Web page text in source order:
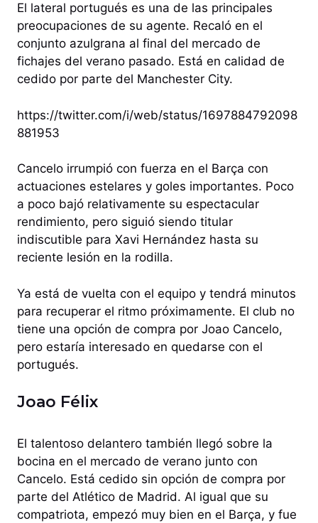
El lateral portugués es una de las principales
preocupaciones de su agente. Recaló en el
conjunto azulgrana al final del mercado de
fichajes del verano pasado. Está en calidad de
cedido por parte del Manchester City.
https://twitter.com/i/web/status/1697884792098
881953
Cancelo irrumpió con fuerza en el Barça con
actuaciones estelares y goles importantes. Poco
a poco bajó relativamente su espectacular
rendimiento, pero siguió siendo titular
indiscutible para Xavi Hernández hasta su
reciente lesión en la rodilla.
Ya está de vuelta con el equipo y tendrá minutos
para recuperar el ritmo próximamente. El club no
tiene una opción de compra por Joao Cancelo,
pero estaría interesado en quedarse con el
portugués.
Joao Félix
El talentoso delantero también llegó sobre la
bocina en el mercado de verano junto con
Cancelo. Está cedido sin opción de compra por
parte del Atlético de Madrid. Al igual que su
compatriota, empezó muy bien en el Barça, y fue